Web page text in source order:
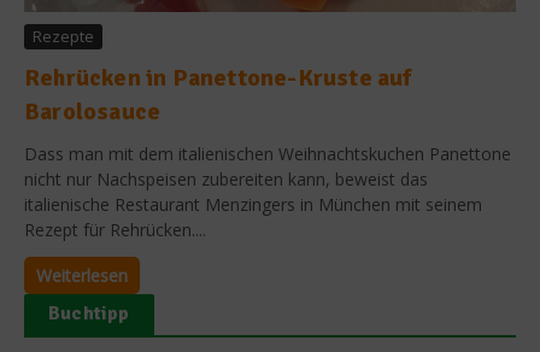
Rezepte
Rehrücken in Panettone-Kruste auf
Barolosauce
Dass man mit dem italienischen Weihnachtskuchen Panettone
nicht nur Nachspeisen zubereiten kann, beweist das
italienische Restaurant Menzingers in München mit seinem
Rezept für Rehrücken....
Weiterlesen
Buchtipp